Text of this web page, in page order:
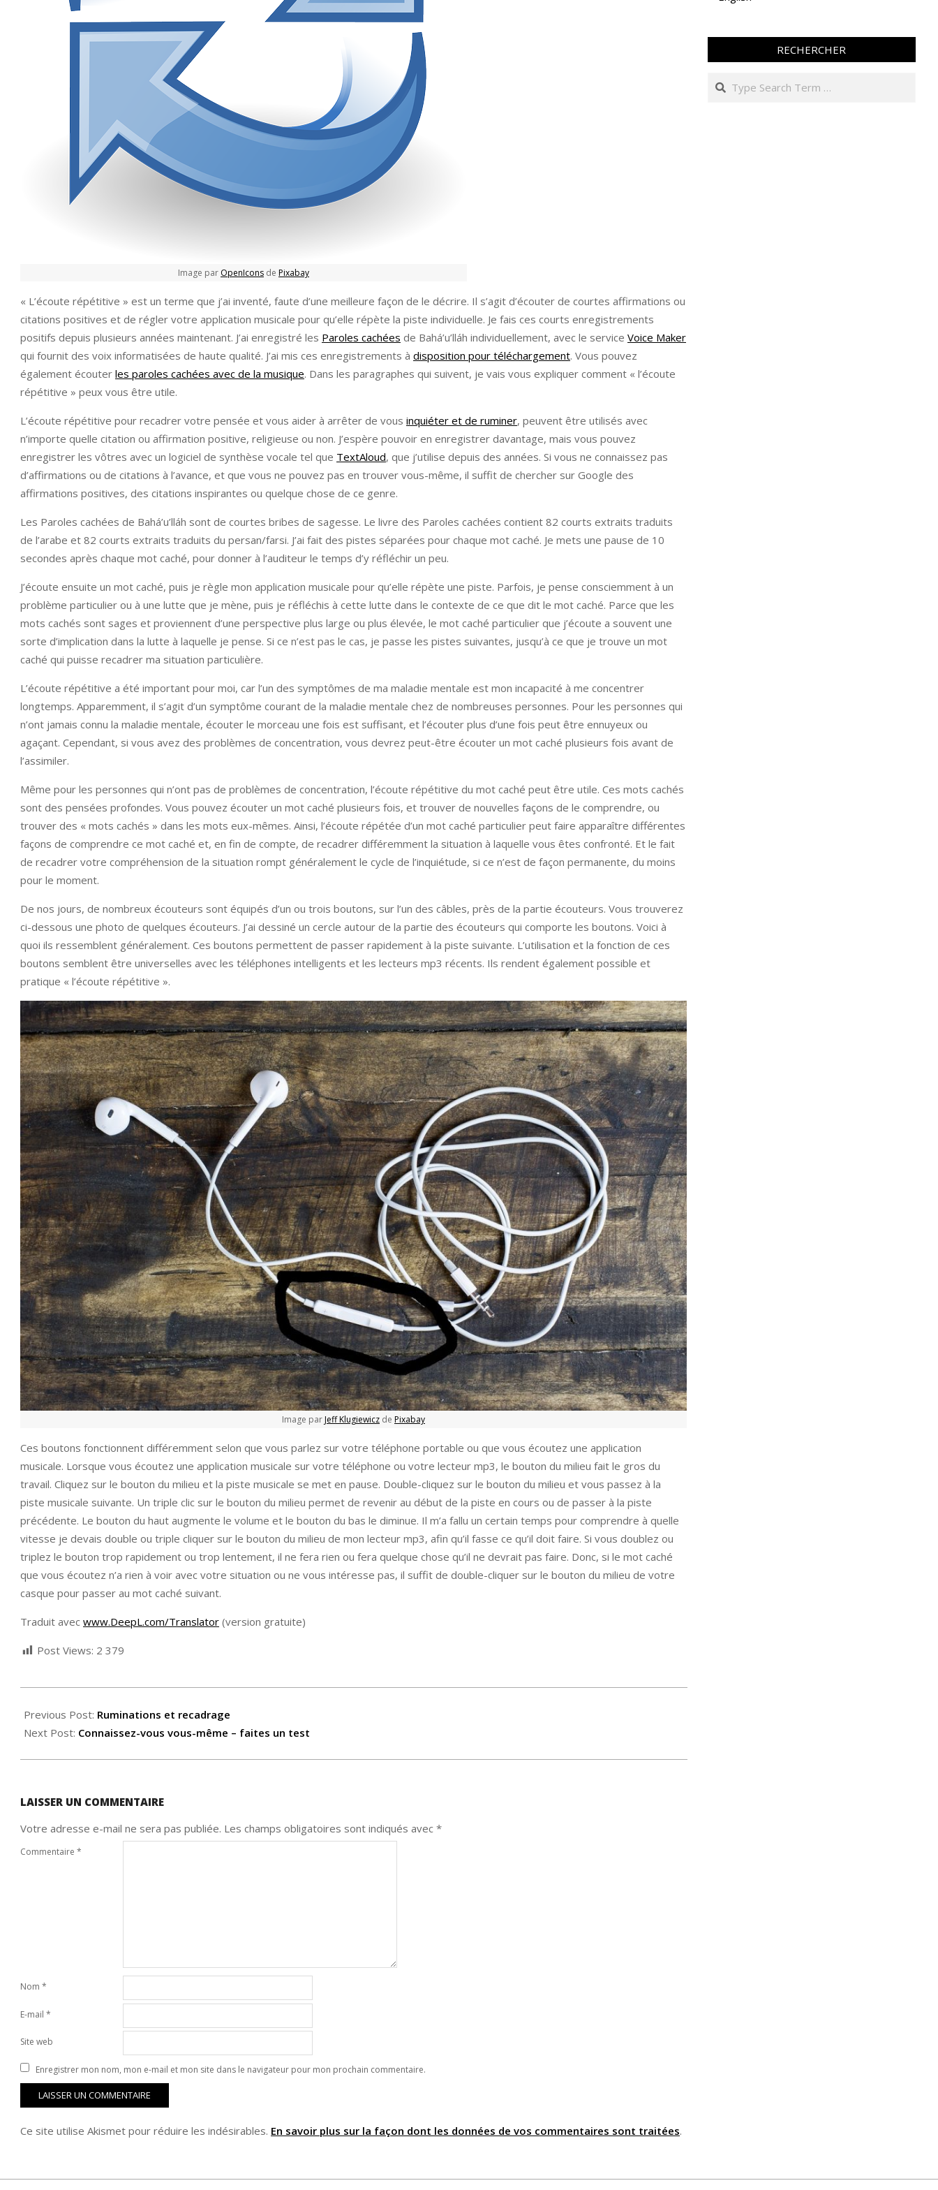
Image par OpenIcons de Pixabay
« L’écoute répétitive » est un terme que j’ai inventé, faute d’une meilleure façon de le décrire. Il s’agit d’écouter de courtes affirmations ou
citations positives et de régler votre application musicale pour qu’elle répète la piste individuelle. Je fais ces courts enregistrements
positifs depuis plusieurs années maintenant. J’ai enregistré les Paroles cachées de Bahá’u’lláh individuellement, avec le service Voice Maker
qui fournit des voix informatisées de haute qualité. J’ai mis ces enregistrements à disposition pour téléchargement. Vous pouvez
également écouter les paroles cachées avec de la musique. Dans les paragraphes qui suivent, je vais vous expliquer comment « l’écoute
répétitive » peux vous être utile.
L’écoute répétitive pour recadrer votre pensée et vous aider à arrêter de vous inquiéter et de ruminer, peuvent être utilisés avec
n’importe quelle citation ou affirmation positive, religieuse ou non. J’espère pouvoir en enregistrer davantage, mais vous pouvez
enregistrer les vôtres avec un logiciel de synthèse vocale tel que TextAloud, que j’utilise depuis des années. Si vous ne connaissez pas
d’affirmations ou de citations à l’avance, et que vous ne pouvez pas en trouver vous-même, il suffit de chercher sur Google des
affirmations positives, des citations inspirantes ou quelque chose de ce genre.
Les Paroles cachées de Bahá’u’lláh sont de courtes bribes de sagesse. Le livre des Paroles cachées contient 82 courts extraits traduits
de l’arabe et 82 courts extraits traduits du persan/farsi. J’ai fait des pistes séparées pour chaque mot caché. Je mets une pause de 10
secondes après chaque mot caché, pour donner à l’auditeur le temps d’y réfléchir un peu.
J’écoute ensuite un mot caché, puis je règle mon application musicale pour qu’elle répète une piste. Parfois, je pense consciemment à un
problème particulier ou à une lutte que je mène, puis je réfléchis à cette lutte dans le contexte de ce que dit le mot caché. Parce que les
mots cachés sont sages et proviennent d’une perspective plus large ou plus élevée, le mot caché particulier que j’écoute a souvent une
sorte d’implication dans la lutte à laquelle je pense. Si ce n’est pas le cas, je passe les pistes suivantes, jusqu’à ce que je trouve un mot
caché qui puisse recadrer ma situation particulière.
L’écoute répétitive a été important pour moi, car l’un des symptômes de ma maladie mentale est mon incapacité à me concentrer
longtemps. Apparemment, il s’agit d’un symptôme courant de la maladie mentale chez de nombreuses personnes. Pour les personnes qui
n’ont jamais connu la maladie mentale, écouter le morceau une fois est suffisant, et l’écouter plus d’une fois peut être ennuyeux ou
agaçant. Cependant, si vous avez des problèmes de concentration, vous devrez peut-être écouter un mot caché plusieurs fois avant de
l’assimiler.
Même pour les personnes qui n’ont pas de problèmes de concentration, l’écoute répétitive du mot caché peut être utile. Ces mots cachés
sont des pensées profondes. Vous pouvez écouter un mot caché plusieurs fois, et trouver de nouvelles façons de le comprendre, ou
trouver des « mots cachés » dans les mots eux-mêmes. Ainsi, l’écoute répétée d’un mot caché particulier peut faire apparaître différentes
façons de comprendre ce mot caché et, en fin de compte, de recadrer différemment la situation à laquelle vous êtes confronté. Et le fait
de recadrer votre compréhension de la situation rompt généralement le cycle de l’inquiétude, si ce n’est de façon permanente, du moins
pour le moment.
De nos jours, de nombreux écouteurs sont équipés d’un ou trois boutons, sur l’un des câbles, près de la partie écouteurs. Vous trouverez
ci-dessous une photo de quelques écouteurs. J’ai dessiné un cercle autour de la partie des écouteurs qui comporte les boutons. Voici à
quoi ils ressemblent généralement. Ces boutons permettent de passer rapidement à la piste suivante. L’utilisation et la fonction de ces
boutons semblent être universelles avec les téléphones intelligents et les lecteurs mp3 récents. Ils rendent également possible et
pratique « l’écoute répétitive ».
Image parJeff Klugiewicz de Pixabay
Ces boutons fonctionnent différemment selon que vous parlez sur votre téléphone portable ou que vous écoutez une application
musicale. Lorsque vous écoutez une application musicale sur votre téléphone ou votre lecteur mp3, le bouton du milieu fait le gros du
travail. Cliquez sur le bouton du milieu et la piste musicale se met en pause. Double-cliquez sur le bouton du milieu et vous passez à la
piste musicale suivante. Un triple clic sur le bouton du milieu permet de revenir au début de la piste en cours ou de passer à la piste
précédente. Le bouton du haut augmente le volume et le bouton du bas le diminue. Il m’a fallu un certain temps pour comprendre à quelle
vitesse je devais double ou triple cliquer sur le bouton du milieu de mon lecteur mp3, afin qu’il fasse ce qu’il doit faire. Si vous doublez ou
triplez le bouton trop rapidement ou trop lentement, il ne fera rien ou fera quelque chose qu’il ne devrait pas faire. Donc, si le mot caché
que vous écoutez n’a rien à voir avec votre situation ou ne vous intéresse pas, il suffit de double-cliquer sur le bouton du milieu de votre
casque pour passer au mot caché suivant.
Traduit avec www.DeepL.com/Translator (version gratuite)
Post Views: 2 379
09-
19
Previous Post: Ruminations et recadrage
Next Post: Connaissez-vous vous-même – faites un test
LAISSER UN COMMENTAIRE
Votre adresse e-mail ne sera pas publiée. Les champs obligatoires sont indiqués avec *
Commentaire *
Nom *
E-mail *
Site web
Enregistrer mon nom, mon e-mail et mon site dans le navigateur pour mon prochain commentaire.
Ce site utilise Akismet pour réduire les indésirables. En savoir plus sur la façon dont les données de vos commentaires sont traitées.
RECHERCHER
Search